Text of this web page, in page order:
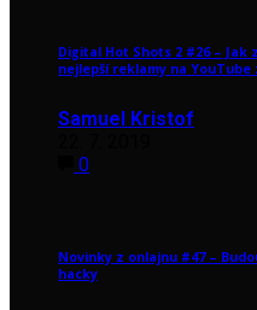
Digital Hot Shots 2 #26 –
nejlepší reklamy na YouTube
Samuel Kristof
0
Novinky z onlajnu #47 –
hacky